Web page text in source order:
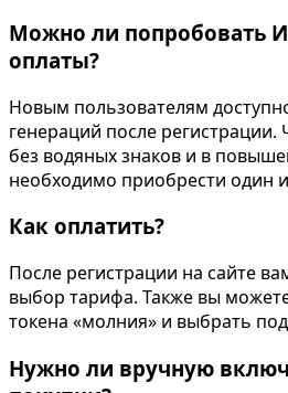
Можно ли попробовать
оплаты?
Новым пользователям
генераций после
без водяных знаков и в
необходимо приобрести один
Как оплатить?
После регистрации на сайте
выбор тарифа. Также вы
токена «молния» и выбрать
Нужно ли вручную